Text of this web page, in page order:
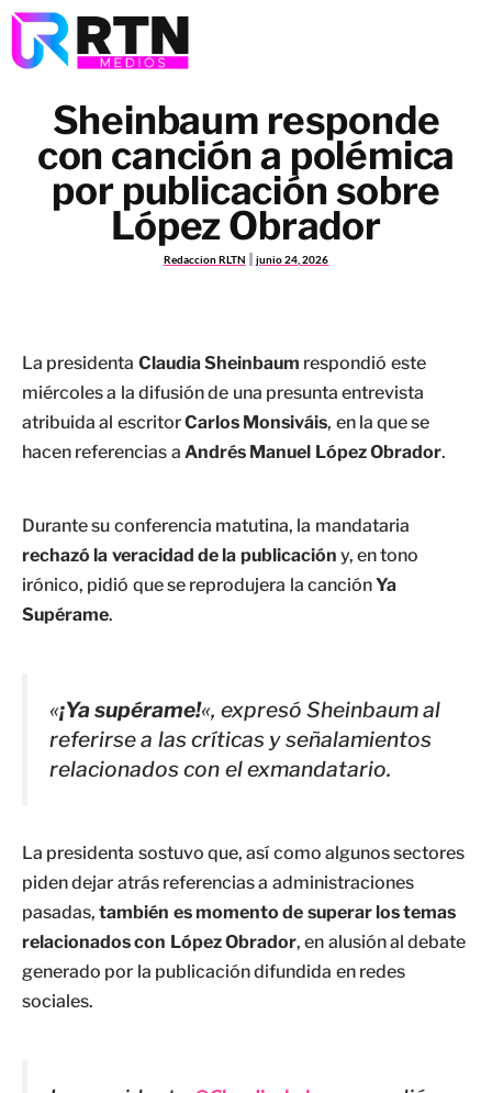
Sheinbaum responde
con canción a polémica
por publicación sobre
López Obrador
Redaccion RLTN junio 24, 2026
La presidenta Claudia Sheinbaum respondió este
miércoles a la difusión de una presunta entrevista
atribuida al escritorCarlos Monsiváis, en la que se
hacen referencias a Andrés Manuel López Obrador.
Durante su conferencia matutina, la mandataria
rechazó la veracidad de la publicación y, en tono
irónico, pidió que se reprodujera la canciónYa
Supérame.
«¡Ya supérame!«, expresó Sheinbaum al
referirse a las críticas y señalamientos
relacionados con el exmandatario.
La presidenta sostuvo que, así como algunos sectores
piden dejar atrás referencias a administraciones
pasadas,también es momento de superar los temas
relacionados con López Obrador, en alusión al debate
generado por la publicación difundida en redes
sociales.